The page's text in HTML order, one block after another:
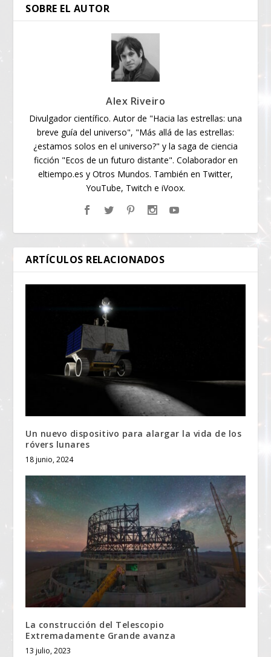
SOBRE EL AUTOR
Alex Riveiro
Divulgador científico. Autor de "Hacia las estrellas: una
breve guía del universo", "Más allá de las estrellas:
¿estamos solos en el universo?" y la saga de ciencia
ficción "Ecos de un futuro distante". Colaborador en
eltiempo.es y Otros Mundos. También en Twitter,
YouTube, Twitch e iVoox.
ARTÍCULOS RELACIONADOS
Un nuevo dispositivo para alargar la vida de los
róvers lunares
18 junio, 2024
La construcción del Telescopio
Extremadamente Grande avanza
13 julio, 2023